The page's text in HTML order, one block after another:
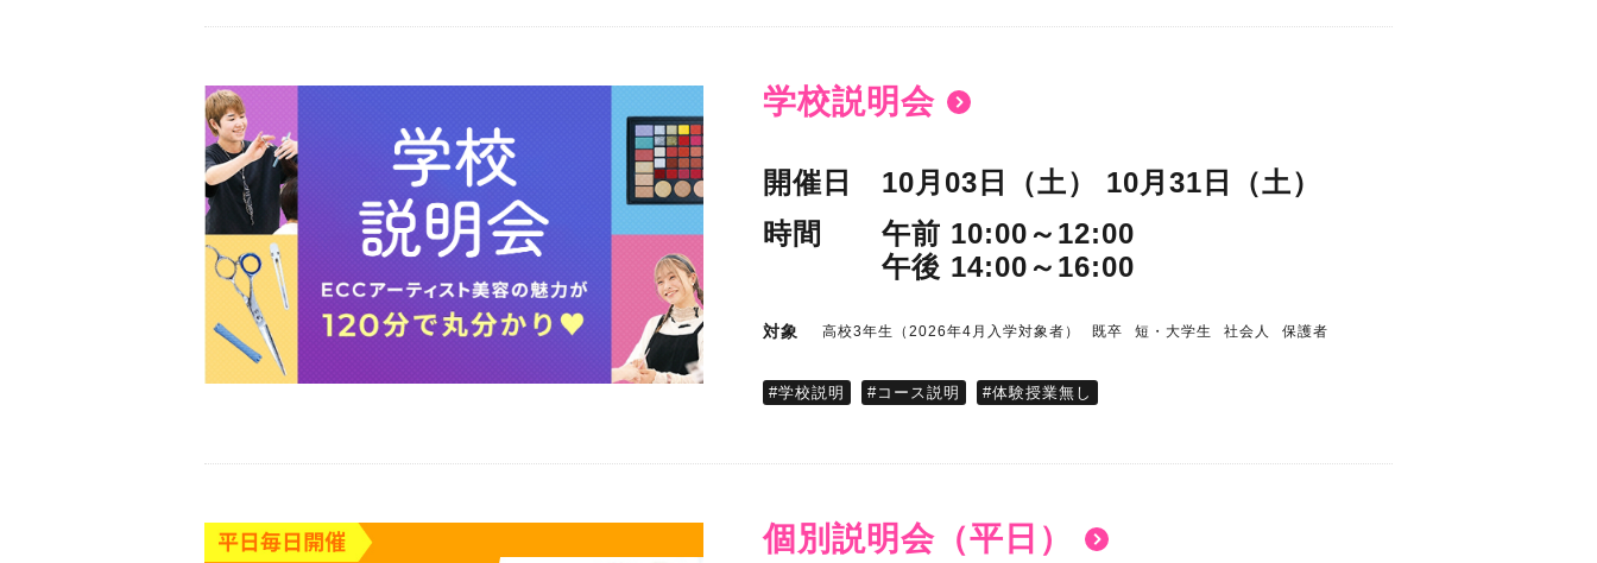
学校説明会
開催日 10月03日（土）
10月31日（土）
時間
午前 10:00～12:00
午後 14:00～16:00
対象 高校3年生（2026年4月入学対象者） 既卒 短・大学生 社会人 保護者
#学校説明 #コース説明 #体験授業無し
個別説明会（平日）